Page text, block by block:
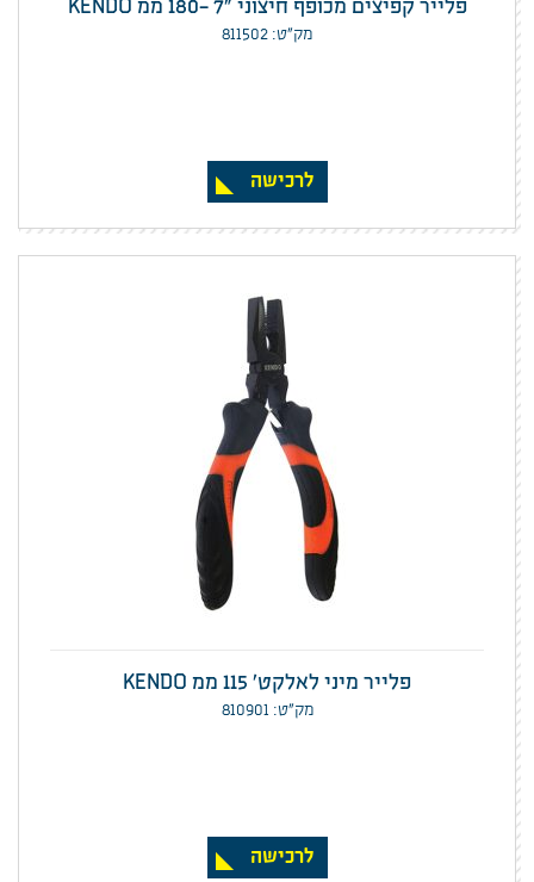
פלייר קפיצים מכופף חיצוני "7 -180 ממ KENDO
מק”ט: 811502
לרכישה
פלייר מיני לאלקט' 115 ממ KENDO
מק”ט: 810901
לרכישה